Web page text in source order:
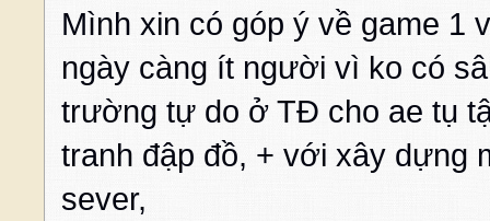
Mình xin có góp ý về game 1
ngày càng ít người vì ko có
trường tự do ở TĐ cho ae tụ
tranh đập đồ, + với xây dựng
sever,